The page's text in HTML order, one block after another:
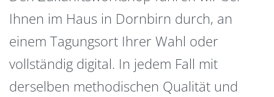
Ihnen im Haus in Dornbirn durch, an
einem Tagungsort Ihrer Wahl oder
vollständig digital. In jedem Fall mit
derselben methodischen Qualität und